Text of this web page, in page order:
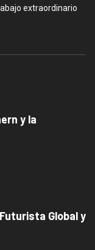
extraordinario
y la
Global y